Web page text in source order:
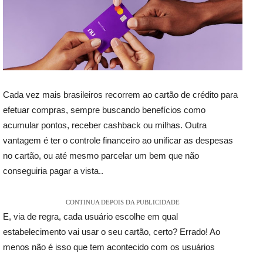
Cada vez mais brasileiros recorrem ao cartão de crédito para
efetuar compras, sempre buscando benefícios como
acumular pontos, receber cashback ou milhas. Outra
vantagem é ter o controle financeiro ao unificar as despesas
no cartão, ou até mesmo parcelar um bem que não
conseguiria pagar a vista..
CONTINUA DEPOIS DA PUBLICIDADE
E, via de regra, cada usuário escolhe em qual
estabelecimento vai usar o seu cartão, certo? Errado! Ao
menos não é isso que tem acontecido com os usuários